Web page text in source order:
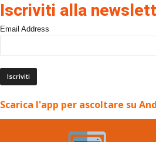
Iscriviti alla
Email Address
Scarica l'app per ascoltare su